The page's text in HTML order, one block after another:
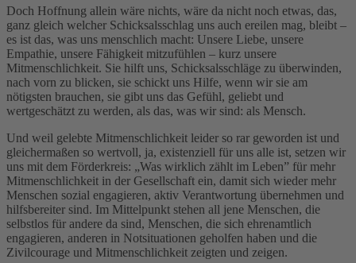
Doch Hoffnung allein wäre nichts, wäre da nicht noch etwas, das,
ganz gleich welcher Schicksalsschlag uns auch ereilen mag, bleibt –
es ist das, was uns menschlich macht: Unsere Liebe, unsere
Empathie, unsere Fähigkeit mitzufühlen – kurz unsere
Mitmenschlichkeit. Sie hilft uns, Schicksalsschläge zu überwinden,
nach vorn zu blicken, sie schickt uns Hilfe, wenn wir sie am
nötigsten brauchen, sie gibt uns das Gefühl, geliebt und
wertgeschätzt zu werden, als das, was wir sind: als Mensch.
Und weil gelebte Mitmenschlichkeit leider so rar geworden ist und
gleichermaßen so wertvoll, ja, existenziell für uns alle ist, setzen wir
uns mit dem Förderkreis: „Was wirklich zählt im Leben” für mehr
Mitmenschlichkeit in der Gesellschaft ein, damit sich wieder mehr
Menschen sozial engagieren, aktiv Verantwortung übernehmen und
hilfsbereiter sind. Im Mittelpunkt stehen all jene Menschen, die
selbstlos für andere da sind, Menschen, die sich ehrenamtlich
engagieren, anderen in Notsituationen geholfen haben und die
Zivilcourage und Mitmenschlichkeit zeigten und zeigen.